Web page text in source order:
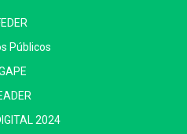
Públicos
2024